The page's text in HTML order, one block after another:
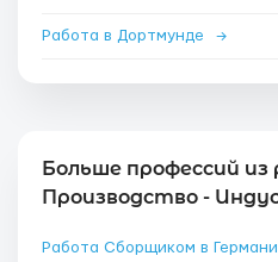
Работа в Дортмунде →
Больше профессий из
Производство -
Работа Сборщиком в